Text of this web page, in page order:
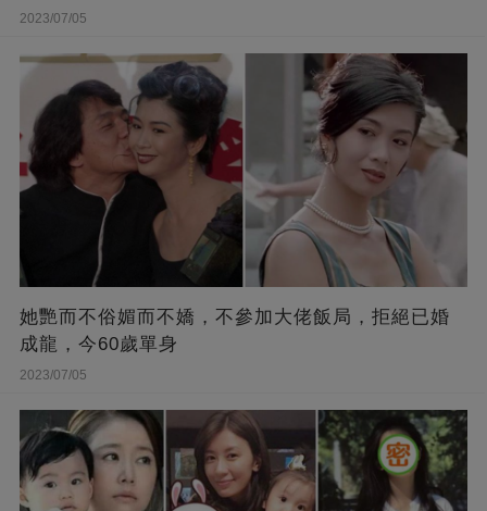
2023/07/05
她艷而不俗媚而不嬌，不參加大佬飯局，拒絕已婚
成龍，今60歲單身
2023/07/05